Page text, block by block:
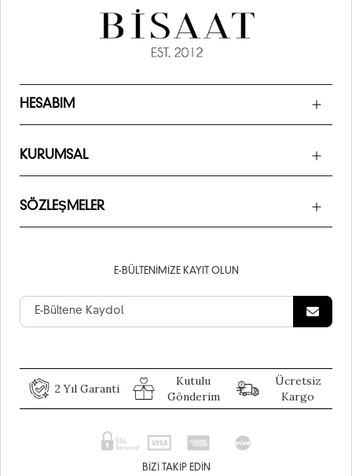
HESABIM
KURUMSAL
SÖZLEŞMELER
E-BÜLTENIMIZE KAYIT OLUN
2 Yıl Garanti
Kutulu
Gönderim
Ücretsiz
Kargo
BIZI TAKIP EDIN